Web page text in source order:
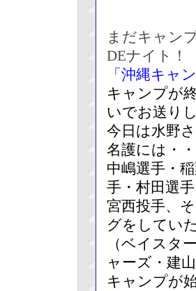
まだキャン
DEナイト！
「沖縄キャ
キャンプが
いでお送り
今日は水野
名護には・
中嶋選手・
手・村田選
宮西投手、
グをしてい
（ベイスタ
ャーズ・建
キャンプが